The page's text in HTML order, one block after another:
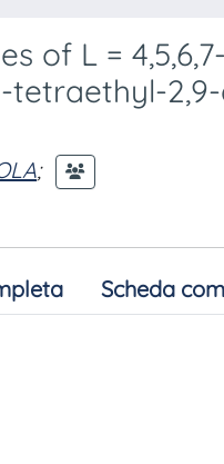
of L =
tetraethyl-
;
Scheda